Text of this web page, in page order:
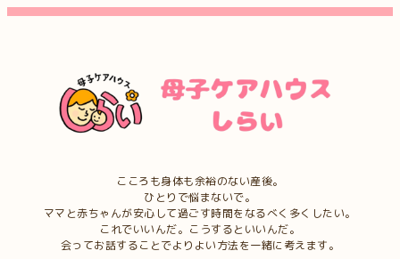
こころも身体も余裕のない産後。
ひとりで悩まないで。
ママと赤ちゃんが安心して過ごす時間をなるべく多くしたい。
これでいいんだ。こうするといいんだ。
会ってお話することでよりよい方法を一緒に考えます。